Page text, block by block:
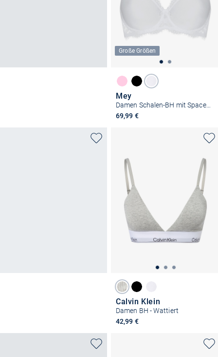
Große Größen
Mey
Damen Schalen-BH mit Spacer Cup - Amazing
69,99 €
Calvin Klein
Damen BH - Wattiert
42,99 €